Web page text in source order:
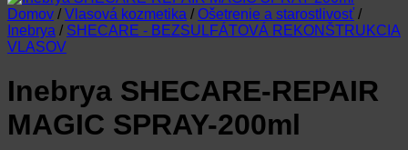
Domov / Vlasová kozmetika / Ošetrenie a starostlivosť /
Inebrya / SHECARE - BEZSULFÁTOVÁ REKONŠTRUKCIA
VLASOV
Inebrya SHECARE-REPAIR
MAGIC SPRAY-200ml